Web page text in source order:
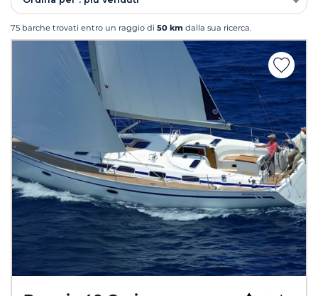
75 barche trovati entro un raggio di 50 km dalla sua ricerca.